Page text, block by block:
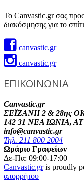
Το Canvastic.gr σας
διακόσμησης για το
canvastic.gr
canvastic.gr
ΕΠΙΚΟΙΝΩΝΙΑ
Canvastic.gr
ΣΕΪΖΑΝΗ 2 & 28ης
142 31 ΝΕΑ ΙΩΝΙΑ,
info@canvastic.gr
Τηλ. 211 800 2004
Ωράριο Γραφείων
Δε-Πα: 09:00-17:00
Canvastic.gris proudly
απορρήτου